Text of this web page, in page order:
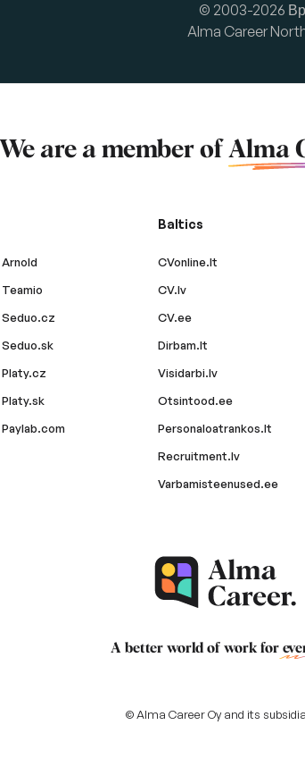
© 2003-2026
Alma Career
We are a member of Alma
Arnold
Teamio
Seduo.cz
Seduo.sk
Platy.cz
Platy.sk
Paylab.com
Baltics
CVonline.lt
CV.lv
CV.ee
Dirbam.lt
Visidarbi.lv
Otsintood.ee
Personaloatrankos.lt
Recruitment.lv
Varbamisteenused.ee
A better world of work for
© Alma Career Oy and its